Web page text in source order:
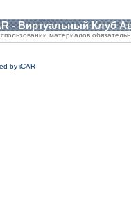
- Виртуальный Клуб
материалов